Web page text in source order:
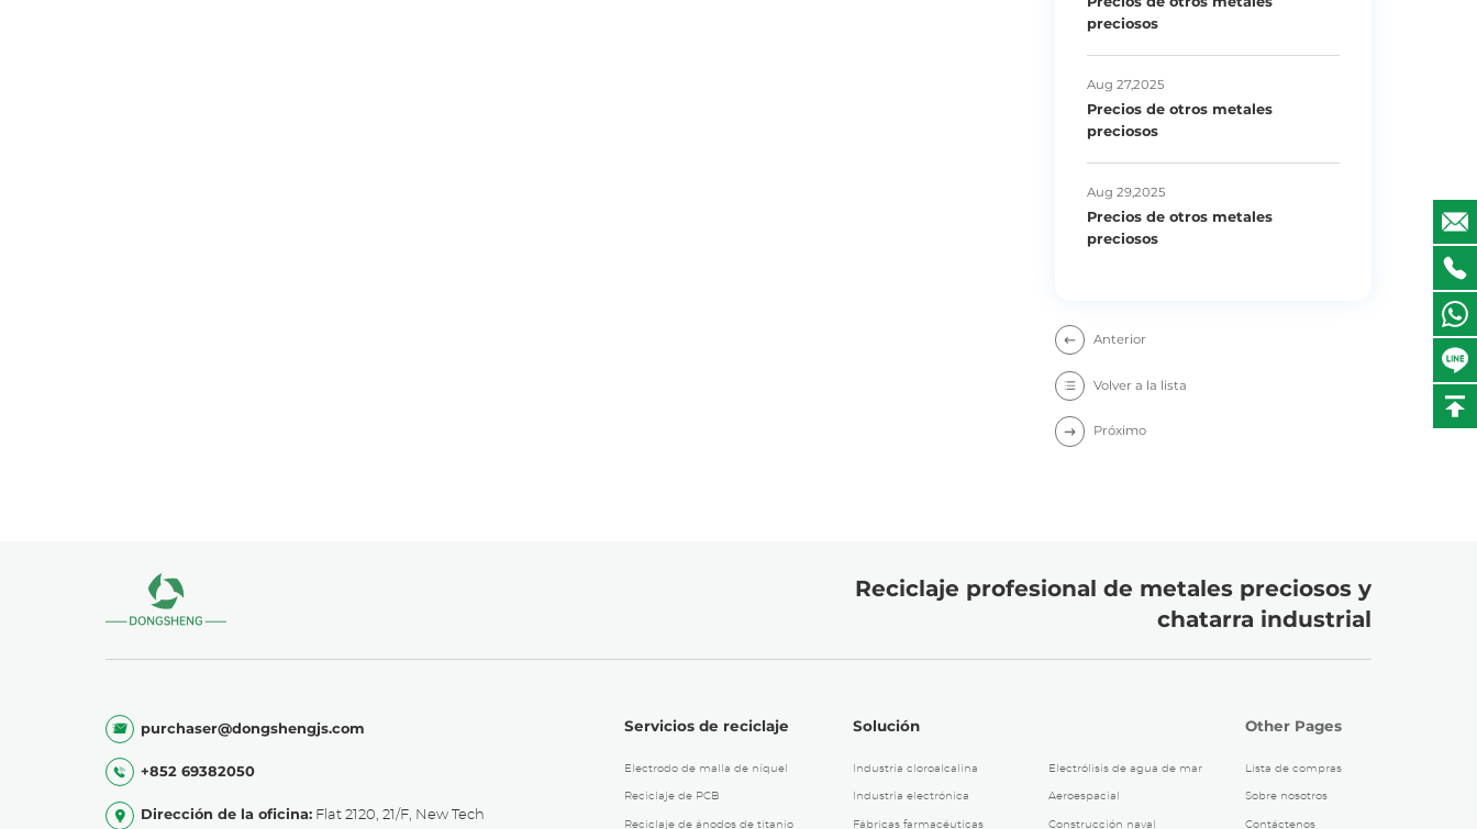
preciosos
Aug 27,2025
Precios de otros metales
preciosos
Aug 29,2025
Precios de otros metales
preciosos
Anterior
Volver a la lista
Próximo
Reciclaje profesional de metales preciosos y
chatarra industrial
purchaser@dongshengjs.com
+852 69382050
Dirección de la oficina: Flat 2120, 21/F, New Tech
Servicios de reciclaje
Electrodo de malla de níquel
Reciclaje de PCB
Reciclaje de ánodos de titanio
Solución
Industria cloroalcalina Electrólisis de agua de mar
Industria electrónica Aeroespacial
Fábricas farmacéuticas Construcción naval
Other Pages
Lista de compras
Sobre nosotros
Contáctenos